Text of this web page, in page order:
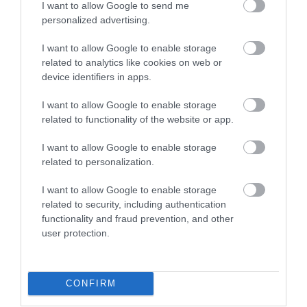
I want to allow Google to send me
personalized advertising.
I want to allow Google to enable storage
related to analytics like cookies on web or
device identifiers in apps.
I want to allow Google to enable storage
related to functionality of the website or app.
I want to allow Google to enable storage
related to personalization.
I want to allow Google to enable storage
related to security, including authentication
functionality and fraud prevention, and other
user protection.
CONFIRM
nehezen kaptunk asztalt .
Későn kaptuk meg a meg
rendelt pizzakat.Ami meg volt
égve szörnyű íze volt. Akikkel
mentünk nem is azt a pizzát
Sietettek hogy na bazd+
haladj már kell másnak az
asztal, úgy hogy még meg
sem ettük a pizzát. Gyerekkel
nekik is várni .Soha többé nem
megyünk és remélem más
sem.....
Hangulatos,kedves